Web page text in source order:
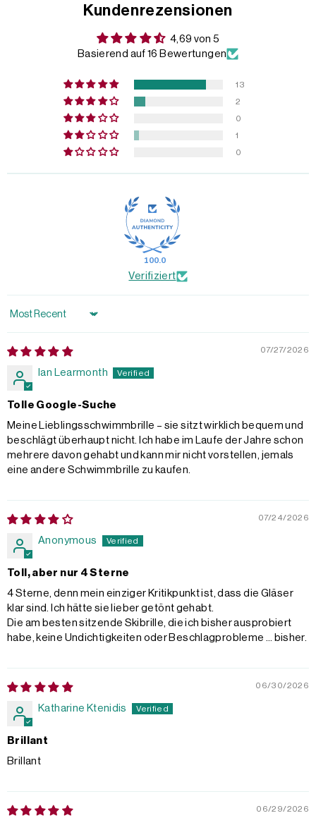
Kundenrezensionen
4,69 von 5
Basierend auf 16 Bewertungen
13
2
0
1
0
100.0
Verifiziert
Sort by
07/27/2026
Ian Learmonth
Tolle Google-Suche
Meine Lieblingsschwimmbrille – sie sitzt wirklich bequem und
beschlägt überhaupt nicht. Ich habe im Laufe der Jahre schon
mehrere davon gehabt und kann mir nicht vorstellen, jemals
eine andere Schwimmbrille zu kaufen.
07/24/2026
Anonymous
Toll, aber nur 4 Sterne
4 Sterne, denn mein einziger Kritikpunkt ist, dass die Gläser
klar sind. Ich hätte sie lieber getönt gehabt.
Die am besten sitzende Skibrille, die ich bisher ausprobiert
habe, keine Undichtigkeiten oder Beschlagprobleme … bisher.
06/30/2026
Katharine Ktenidis
Brillant
Brillant
06/29/2026